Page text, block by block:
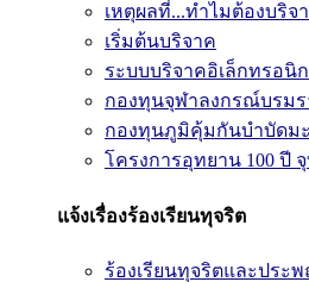
เหตุผลที่...ทำไมต้องบริจ
เริ่มต้นบริจาค
ระบบบริจาคอิเล็กทรอนิ
กองทุนจุฬาลงกรณ์บรม
กองทุนภูมิคุ้มกันบำบัดมะ
โครงการอุทยาน 100 ปี
แจ้งเรื่องร้องเรียนทุจริต
ร้องเรียนทุจริตและประ